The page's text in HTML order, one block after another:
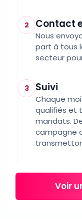
2 Contact
Nous
part à tous
secteur
3 Suivi
Chaque
qualifiés et
mandats.
campagne
Voir